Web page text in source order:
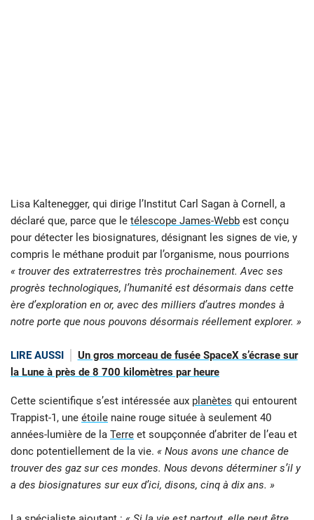
Lisa Kaltenegger, qui dirige l’Institut Carl Sagan à Cornell, a
déclaré que, parce que le télescope James-Webb est conçu
pour détecter les biosignatures, désignant les signes de vie, y
compris le méthane produit par l’organisme, nous pourrions
« trouver des extraterrestres très prochainement. Avec ses
progrès technologiques, l’humanité est désormais dans cette
ère d’exploration en or, avec des milliers d’autres mondes à
notre porte que nous pouvons désormais réellement explorer. »
LIRE AUSSI
Un gros morceau de fusée SpaceX s’écrase sur
la Lune à près de 8 700 kilomètres par heure
Cette scientifique s’est intéressée aux planètes qui entourent
Trappist-1, une étoile naine rouge située à seulement 40
années-lumière de la Terre et soupçonnée d’abriter de l’eau et
donc potentiellement de la vie. « Nous avons une chance de
trouver des gaz sur ces mondes. Nous devons déterminer s’il y
a des biosignatures sur eux d’ici, disons, cinq à dix ans. »